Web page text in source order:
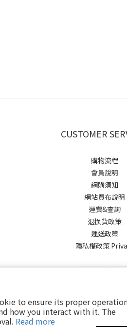
to ensure its proper
how you interact with it. The
Read more
CUSTOMER
購物流程
會員說明
網購須知
網站買布說明
運費&查詢
退換貨政策
運送政策
隱私權政策